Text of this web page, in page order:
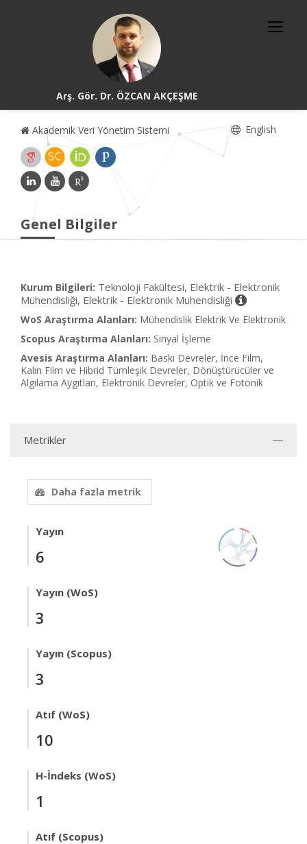
Arş. Gör. Dr. ÖZCAN AKÇEŞME
Akademik Veri Yönetim Sistemi English
Genel Bilgiler
Kurum Bilgileri: Teknoloji Fakültesi, Elektrik - Elektronik
Mühendisliği, Elektrik - Elektronik Mühendisliği
WoS Araştırma Alanları: Mühendislik Elektrik Ve Elektronik
Scopus Araştırma Alanları: Sinyal İşleme
Avesis Araştırma Alanları: Baskı Devreler, İnce Film,
Kalın Film ve Hibrid Tümleşik Devreler, Dönüştürücüler ve
Algılama Aygıtları, Elektronik Devreler, Optik ve Fotonik
Metrikler
Daha fazla metrik
Yayın
6
Yayın (WoS)
3
Yayın (Scopus)
3
Atıf (WoS)
10
H-İndeks (WoS)
1
Atıf (Scopus)